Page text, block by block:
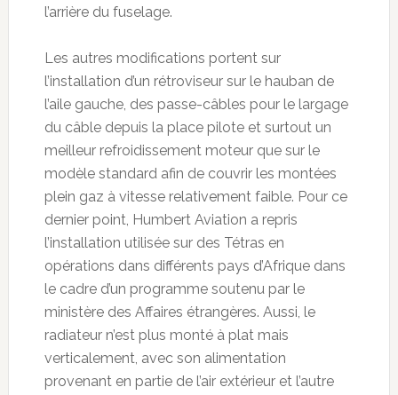
l’arrière du fuselage.
Les autres modifications portent sur
l’installation d’un rétroviseur sur le hauban de
l’aile gauche, des passe-câbles pour le largage
du câble depuis la place pilote et surtout un
meilleur refroidissement moteur que sur le
modèle standard afin de couvrir les montées
plein gaz à vitesse relativement faible. Pour ce
dernier point, Humbert Aviation a repris
l’installation utilisée sur des Tétras en
opérations dans différents pays d’Afrique dans
le cadre d’un programme soutenu par le
ministère des Affaires étrangères. Aussi, le
radiateur n’est plus monté à plat mais
verticalement, avec son alimentation
provenant en partie de l’air extérieur et l’autre